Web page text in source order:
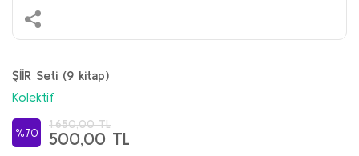
ŞİİR Seti (9 kitap)
Kolektif
%70
1.650,00 TL
500,00 TL